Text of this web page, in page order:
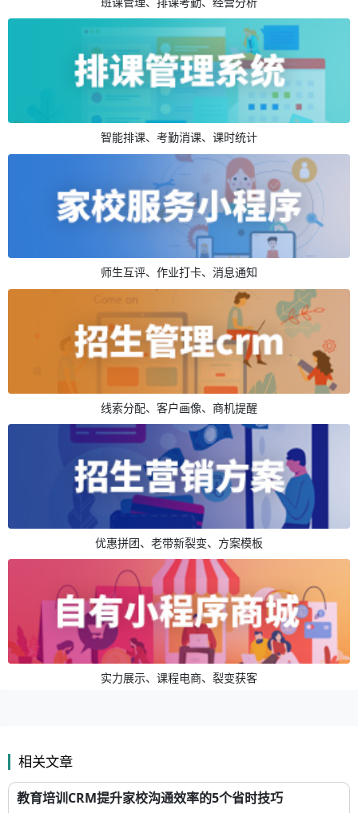
智能排课、考勤消课、课时统计
师生互评、作业打卡、消息通知
线索分配、客户画像、商机提醒
优惠拼团、老带新裂变、方案模板
实力展示、课程电商、裂变获客
相关文章
教育培训CRM提升家校沟通效率的5个省时技巧